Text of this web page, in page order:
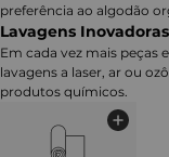
preferência ao algodão
Lavagens Inovadoras
Em cada vez mais
lavagens a laser, ar ou
produtos químicos.